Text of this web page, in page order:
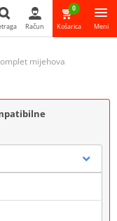
Pretraga
Račun
0
Košarica Meni
mijehova